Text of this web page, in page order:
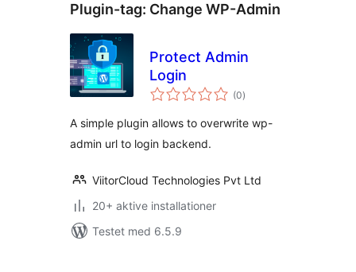
Plugin-tag: Change WP-Admin
Protect Admin
Login
(0totale
bedømmelser
)
A simple plugin allows to overwrite wp-
admin url to login backend.
ViitorCloud Technologies Pvt Ltd
20+ aktive installationer
Testet med 6.5.9